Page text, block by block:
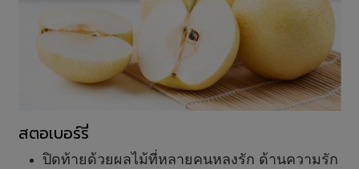
สตอเบอร์รี่
ปิดท้ายด้วยผลไม้ที่หลายคนหลงรัก ด้านความรัก